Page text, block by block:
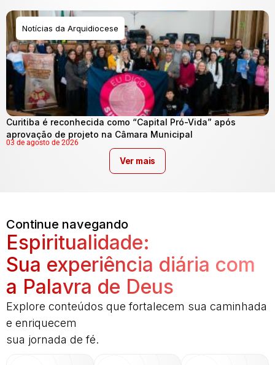
Notícias da Arquidiocese
Curitiba é reconhecida como “Capital Pró-Vida” após
aprovação de projeto na Câmara Municipal
03 de agosto de 2026
Ver mais
Continue navegando
Espiritualidade:
Sua experiência diária com
a Palavra de Deus
Explore conteúdos que fortalecem sua caminhada
e enriquecem
sua jornada de fé.